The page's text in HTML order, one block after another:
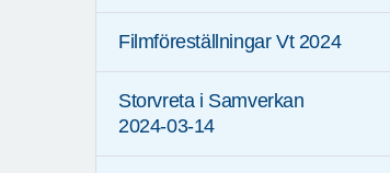
Filmföreställningar Vt 2024
Storvreta i Samverkan
2024-03-14